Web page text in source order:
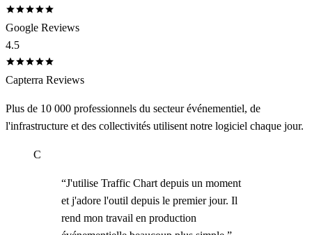
Google Reviews
4.5
Capterra Reviews
Plus de 10 000 professionnels du secteur événementiel, de
l'infrastructure et des collectivités utilisent notre logiciel chaque jour.
C
“J'utilise Traffic Chart depuis un moment
et j'adore l'outil depuis le premier jour. Il
rend mon travail en production